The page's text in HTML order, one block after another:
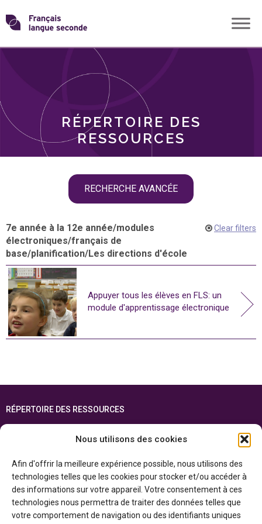
Nous utilisons des cookies
Afin d'offrir la meilleure expérience possible, nous utilisons des
technologies telles que les cookies pour stocker et/ou accéder à
des informations sur votre appareil. Votre consentement à ces
technologies nous permettra de traiter des données telles que
votre comportement de navigation ou des identifiants uniques
Skip
toTransformons
langue
RÉPERTOIRE DES
RESSOURCES
RECHERCHE AVANCÉE
THÈMES
7e année à la 12e année/modules
électroniques/français de
base/planification/Les directions d'école
Clear filters
Appuyer tous les élèves en FLS: un
module d'apprentissage électronique
RÉPERTOIRE DES RESSOURCES
ENGLISH
Cette ressource est réalisée grâce au soutien financier du gouvernement de
l’Ontario et du gouvernement duCanada par l’entremise du ministère du
Patrimoine canadien